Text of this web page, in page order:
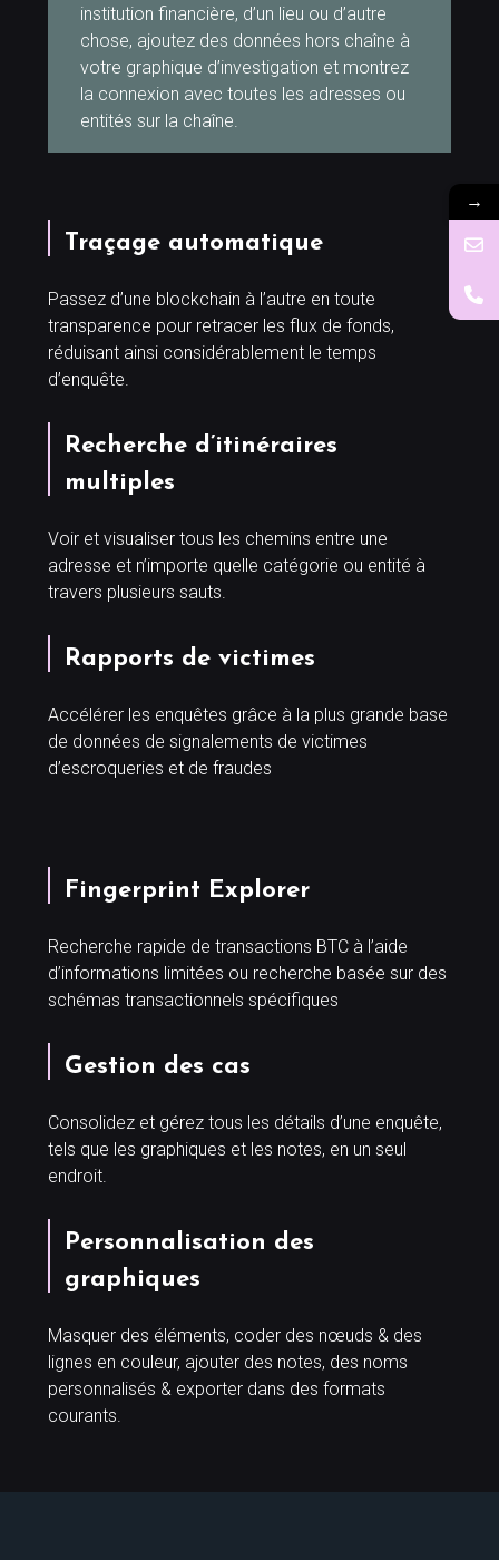
institution financière, d’un lieu ou d’autre
chose, ajoutez des données hors chaîne à
votre graphique d’investigation et montrez
la connexion avec toutes les adresses ou
entités sur la chaîne.
Traçage automatique
Passez d’une blockchain à l’autre en toute
transparence pour retracer les flux de fonds,
réduisant ainsi considérablement le temps
d’enquête.
Recherche d’itinéraires
multiples
Voir et visualiser tous les chemins entre une
adresse et n’importe quelle catégorie ou entité à
travers plusieurs sauts.
Rapports de victimes
Accélérer les enquêtes grâce à la plus grande base
de données de signalements de victimes
d’escroqueries et de fraudes
Fingerprint Explorer
Recherche rapide de transactions BTC à l’aide
d’informations limitées ou recherche basée sur des
schémas transactionnels spécifiques
Gestion des cas
Consolidez et gérez tous les détails d’une enquête,
tels que les graphiques et les notes, en un seul
endroit.
Personnalisation des
graphiques
Masquer des éléments, coder des nœuds & des
lignes en couleur, ajouter des notes, des noms
personnalisés & exporter dans des formats
courants.
→